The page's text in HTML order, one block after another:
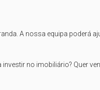
A nossa equipa poderá
no imobiliário? Quer